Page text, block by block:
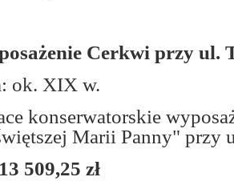
Cerkwi przy ul.
ok. XIX w.
konserwatorskie
Marii Panny" przy
13 509,25 zł